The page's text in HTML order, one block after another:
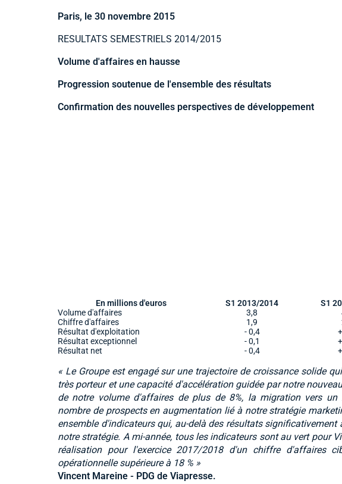
Paris, le 30 novembre 2015
RESULTATS SEMESTRIELS 2014/2015
Volume d'affaires en hausse
Progression soutenue de l'ensemble des résultats
Confirmation des nouvelles perspectives de développement
En millions d'euros S1 2013/2014 S1
Volume d'affaires
3,8
Chiffre d'affaires
1,9
Résultat d'exploitation
- 0,4
Résultat exceptionnel
- 0,1
Résultat net
- 0,4
« Le Groupe est engagé sur une trajectoire de croissance solide
très porteur et une capacité d'accélération guidée par notre
de notre volume d'affaires de plus de 8%, la migration vers
nombre de prospects en augmentation lié à notre stratégie
ensemble d'indicateurs qui, au-delà des résultats significativement
notre stratégie. A mi-année, tous les indicateurs sont au vert pour
réalisation pour l'exercice 2017/2018 d'un chiffre d'affaires
opérationnelle supérieure à 18 % »
Vincent Mareine - PDG de Viapresse.